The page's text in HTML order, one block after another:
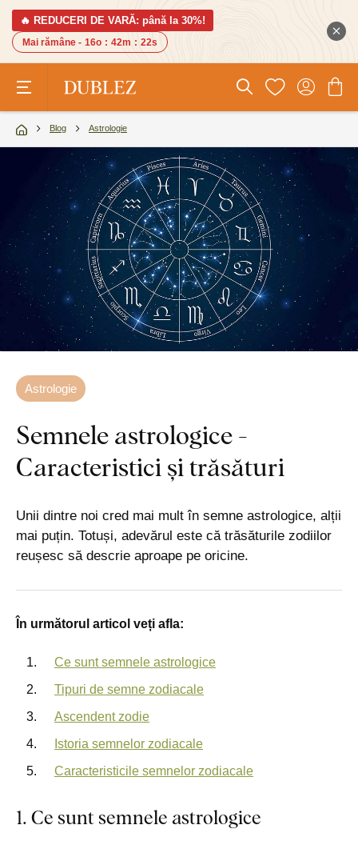
🔥 REDUCERI DE VARĂ: până la 30%!
Mai rămâne - 16o : 42m : 21s
Blog Astrologie
Astrologie
Semnele astrologice -
Caracteristici și trăsături
Unii dintre noi cred mai mult în semne astrologice, alții
mai puțin. Totuși, adevărul este că trăsăturile zodiilor
reușesc să descrie aproape pe oricine.
În următorul articol veți afla:
Ce sunt semnele astrologice
Tipuri de semne zodiacale
Ascendent zodie
Istoria semnelor zodiacale
Caracteristicile semnelor zodiacale
1. Ce sunt semnele astrologice